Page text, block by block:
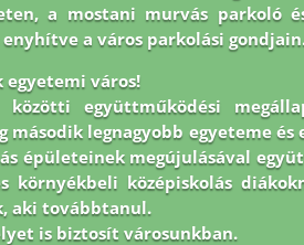
a mostani murvás parkoló
a város parkolási
város!
együttműködési
legnagyobb egyeteme és
épületeinek megújulásával
környékbeli középiskolás
aki továbbtanul.
is biztosít városunkban.